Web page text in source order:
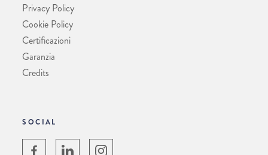
Privacy Policy
Cookie Policy
Certificazioni
Garanzia
Credits
SOCIAL